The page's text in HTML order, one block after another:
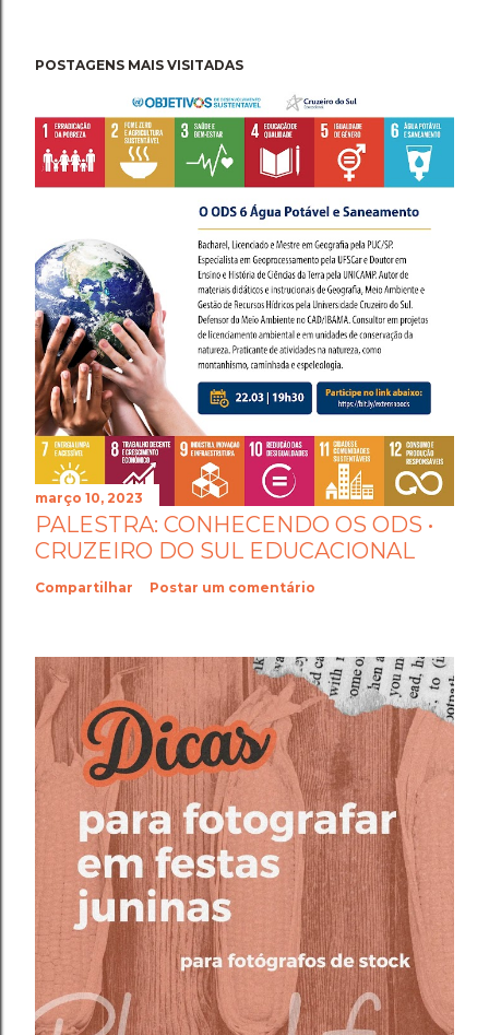
POSTAGENS MAIS VISITADAS
março 10, 2023
PALESTRA: CONHECENDO OS ODS •
CRUZEIRO DO SUL EDUCACIONAL
Compartilhar Postar um comentário